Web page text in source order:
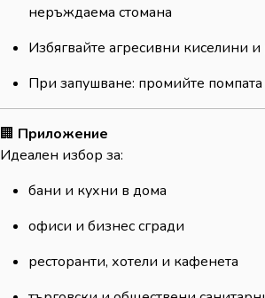
неръждаема стомана
Избягвайте агресивни киселини и
При запушване: промийте помпата
🏢 Приложение
Идеален избор за:
бани и кухни в дома
офиси и бизнес сгради
ресторанти, хотели и кафенета